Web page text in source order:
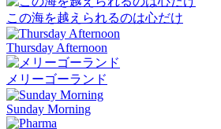
この海を越えられるのは心だけ
Thursday Afternoon
メリーゴーランド
Sunday Morning